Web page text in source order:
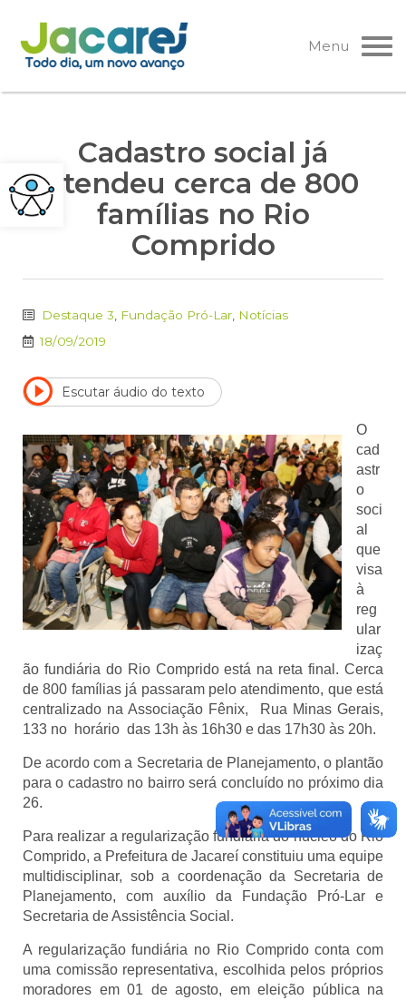
Pular
para
o
Menu
Cadastro social já
atendeu cerca de 800
famílias no Rio
Comprido
Destaque 3 Fundação Pró-Lar Notícias
18/09/2019
Escutar áudio do texto
O
cad
astr
o
soci
al
que
visa
à
reg
ular
izaç
ão fundiária do Rio Comprido está na reta final. Cerca
de 800 famílias já passaram pelo atendimento, que está
centralizado na Associação Fênix, Rua Minas Gerais,
133 no horário das 13h às 16h30 e das 17h30 às 20h.
De acordo com a Secretaria de Planejamento, o plantão
para o cadastro no bairro será concluído no próximo dia
26.
Para realizar a regularização fundiária do núcleo do Rio
Comprido, a Prefeitura de Jacareí constituiu uma equipe
multidisciplinar, sob a coordenação da Secretaria de
Planejamento, com auxílio da Fundação Pró-Lar e
Secretaria de Assistência Social.
A regularização fundiária no Rio Comprido conta com
uma comissão representativa, escolhida pelos próprios
moradores em 01 de agosto, em eleição pública na